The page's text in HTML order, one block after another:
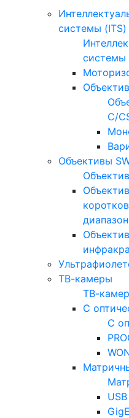
системы (ITS)
системы
C/
Объективы
ТВ-камеры
ТВ-
С
С
USB
GigE